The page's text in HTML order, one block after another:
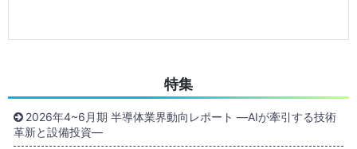
特集
2026年4~6月期 半導体業界動向レポート ―AIが牽引する技術
革新と設備投資―